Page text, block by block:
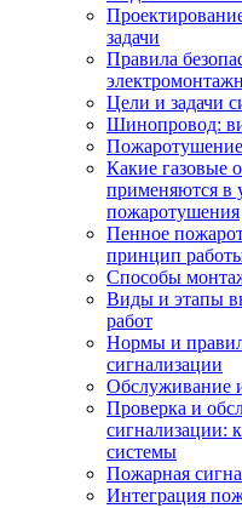
задачи
Правила
Цели и задачи
Шинопровод:
Какие газовые
применяются в
пожаротушения
Пенное
принцип
Способы
Виды и этапы
работ
Нормы и
сигнализации
Обслуживание
Проверка и
сигнализации:
системы
Пожарная
Интеграция